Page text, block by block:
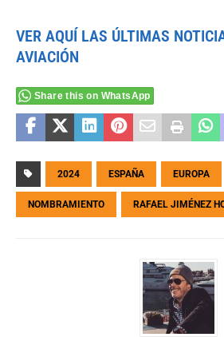
VER AQUÍ LAS ÚLTIMAS
AVIACIÓN
Share this on WhatsApp
2024 ESPAÑA EUROPA
NOMBRAMIENTO RAFAEL JIMÉNEZ